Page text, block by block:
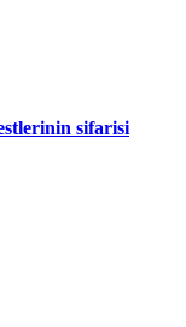
sifarisi